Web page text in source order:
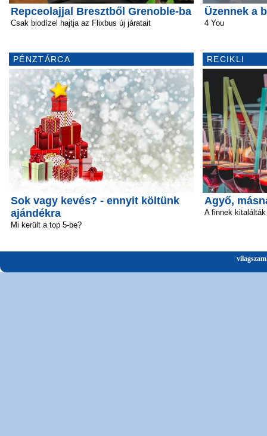
Repceolajjal Bresztből Grenoble-ba
Csak biodízel hajtja az Flixbus új járatait
PÉNZTÁRCA
Sok vagy kevés? - ennyit költünk
ajándékra
Mi került a top 5-be?
Üzennek a
4 You
RECIKLI
Agyő,
A finnek kitalálták